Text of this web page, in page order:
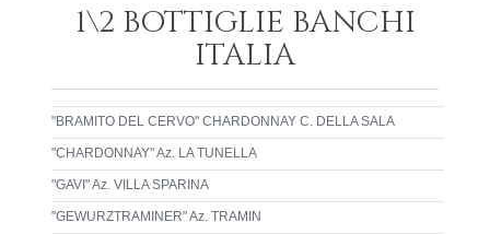
1\2 BOTTIGLIE BANCHI
ITALIA
"BRAMITO DEL CERVO" CHARDONNAY C. DELLA SALA
"CHARDONNAY" Az. LA TUNELLA
"GAVI" Az. VILLA SPARINA
"GEWURZTRAMINER" Az. TRAMIN